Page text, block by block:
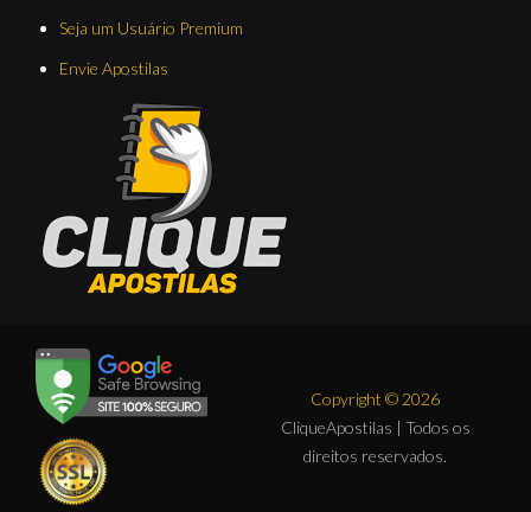
Seja um Usuário Premium
Envie Apostilas
Copyright © 2026
CliqueApostilas | Todos os
direitos reservados.